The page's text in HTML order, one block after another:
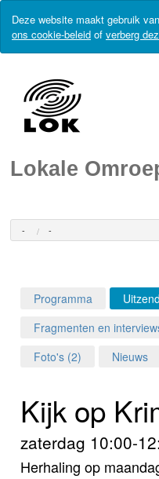
Deze website maakt gebruik
ons cookie-beleid of verberg
Lokale
- -
Home
Nieuws
Foto's
Programma
Fragmenten en
Foto's (2)
Nieuws
Kijk op
zaterdag 10:00-
Herhaling op